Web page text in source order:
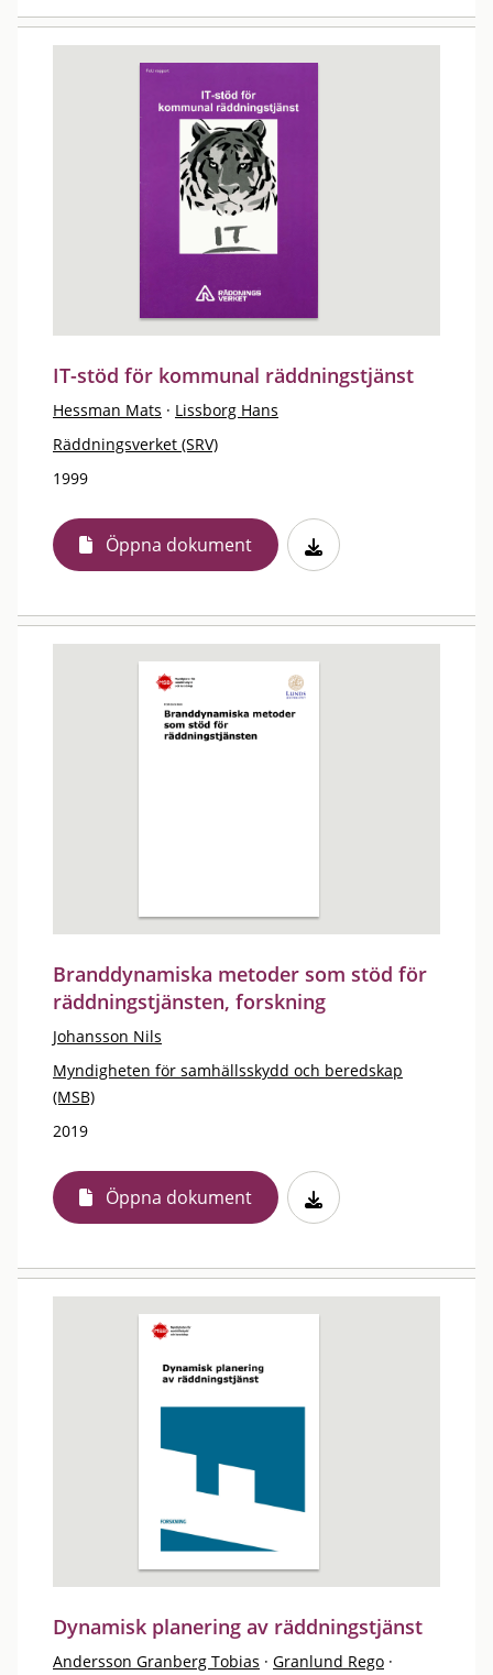
IT-stöd för kommunal räddningstjänst
Hessman Mats · Lissborg Hans
Räddningsverket (SRV)
1999
Öppna dokument
Branddynamiska metoder som stöd för
räddningstjänsten, forskning
Johansson Nils
Myndigheten för samhällsskydd och beredskap
(MSB)
2019
Öppna dokument
Dynamisk planering av räddningstjänst
Andersson Granberg Tobias · Granlund Rego ·